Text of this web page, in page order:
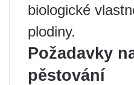
biologické
plodiny.
Požadavky
pěstování